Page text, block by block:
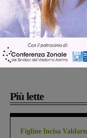
In vetrina 3 Agosto
Estra Notizie
studenti
debutta il
Più lette
Figline Incisa